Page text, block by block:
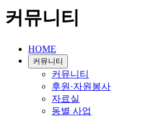
커뮤니티
HOME
커뮤니티
커뮤니티
후원·자원봉사
자료실
동별 사업